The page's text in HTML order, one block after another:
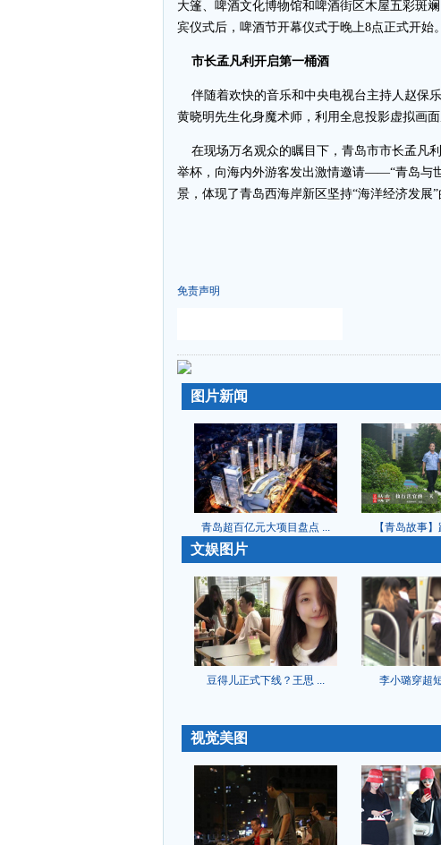
大篷、啤酒文化博物馆和啤酒街区木屋五彩斑
宾仪式后，啤酒节开幕仪式于晚上8点正式开始。
市长孟凡利开启第一桶酒
伴随着欢快的音乐和中央电视台主持人赵保
黄晓明先生化身魔术师，利用全息投影虚拟画
在现场万名观众的瞩目下，青岛市市长孟凡
举杯，向海内外游客发出激情邀请——“青岛与
景，体现了青岛西海岸新区坚持“海洋经济发展”
免责声明
-
-
图片新闻
青岛超百亿元大项目盘点 ... 【青岛故事
文娱图片
豆得儿正式下线？王思 ... 李小璐穿超
视觉美图